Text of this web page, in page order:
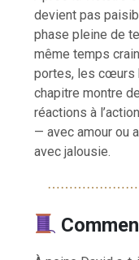
devient pas
phase pleine de
même temps
portes, les cœurs
chapitre montre
réactions à
— avec amour ou
avec jalousie.